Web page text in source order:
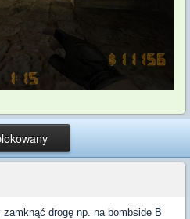
drogę np. na bombside B